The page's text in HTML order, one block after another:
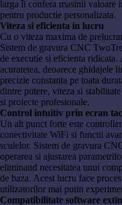
larga îi confera masinii valoare
pentru productie personalizata.
Viteza si eficienta in lucru
Cu o viteza maxima de
Sistem de gravura CNC
de executie si eficienta ridicata.
acuratetea, deoarece ghidajele
precizie constanta pe toata
dintre putere, viteza si
si proiecte profesionale.
Control intuitiv prin ecran
Un alt punct forte este
conectivitate WiFi si functii
sculelor. Sistem de gravura
operarea si ajustarea
eliminand necesitatea unui
de baza. Acest lucru face
utilizatorilor mai putin
Compatibilitate software